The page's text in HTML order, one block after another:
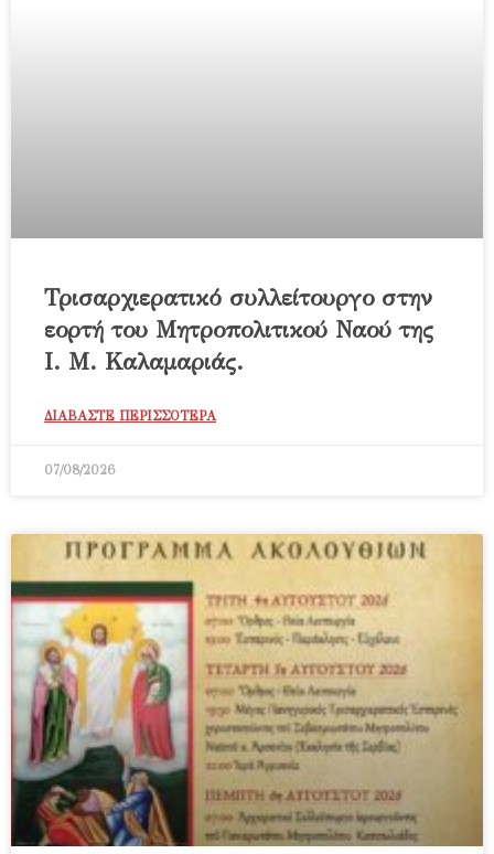
Τρισαρχιερατικό συλλείτουργο στην
εορτή του Μητροπολιτικού Ναού της
Ι. Μ. Καλαμαριάς.
ΔΙΑΒΑΣΤΕ ΠΕΡΙΣΣΟΤΕΡΑ
07/08/2026